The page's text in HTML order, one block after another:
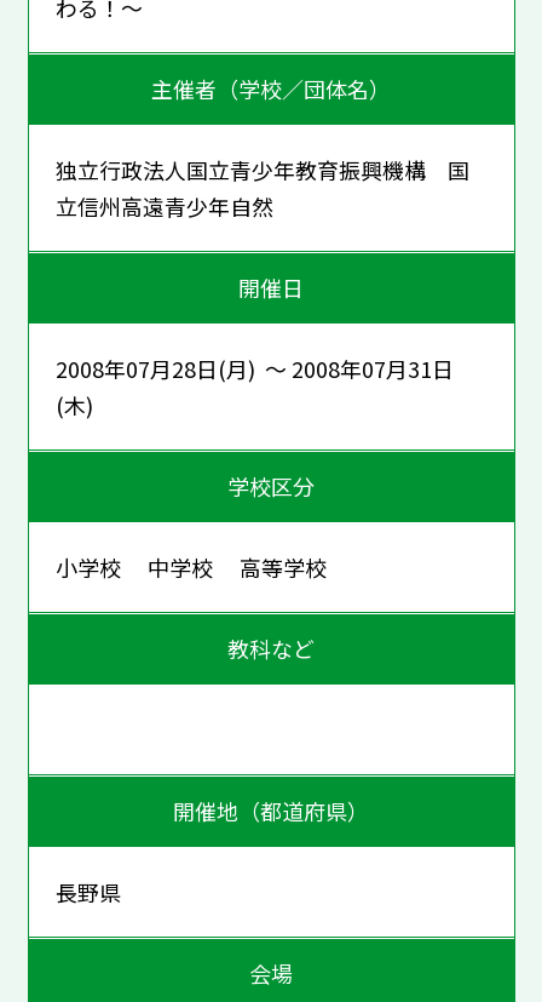
わる！～
主催者（学校／団体名）
独立行政法人国立青少年教育振興機構 国
立信州高遠青少年自然
開催日
2008年07月28日(月) ～ 2008年07月31日
(木)
学校区分
小学校 中学校 高等学校
教科など
開催地（都道府県）
長野県
会場